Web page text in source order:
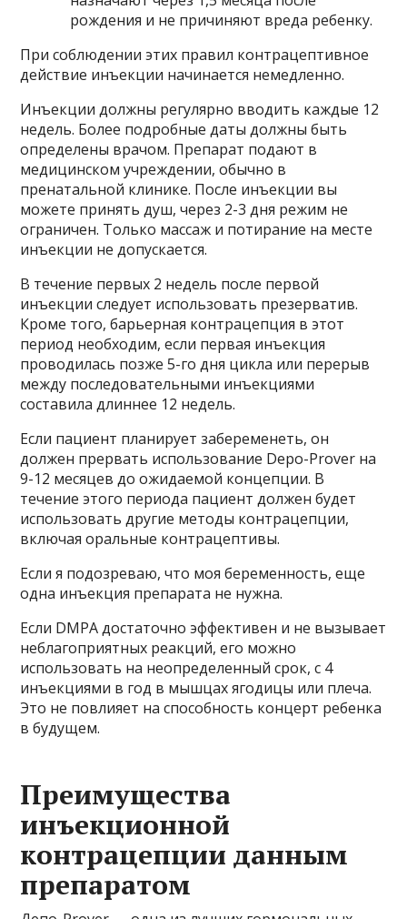
рождения и не причиняют вреда ребенку.
При соблюдении этих правил контрацептивное
действие инъекции начинается немедленно.
Инъекции должны регулярно вводить каждые 12
недель. Более подробные даты должны быть
определены врачом. Препарат подают в
медицинском учреждении, обычно в
пренатальной клинике. После инъекции вы
можете принять душ, через 2-3 дня режим не
ограничен. Только массаж и потирание на месте
инъекции не допускается.
В течение первых 2 недель после первой
инъекции следует использовать презерватив.
Кроме того, барьерная контрацепция в этот
период необходим, если первая инъекция
проводилась позже 5-го дня цикла или перерыв
между последовательными инъекциями
составила длиннее 12 недель.
Если пациент планирует забеременеть, он
должен прервать использование Depo-Prover на
9-12 месяцев до ожидаемой концепции. В
течение этого периода пациент должен будет
использовать другие методы контрацепции,
включая оральные контрацептивы.
Если я подозреваю, что моя беременность, еще
одна инъекция препарата не нужна.
Если DMPA достаточно эффективен и не вызывает
неблагоприятных реакций, его можно
использовать на неопределенный срок, с 4
инъекциями в год в мышцах ягодицы или плеча.
Это не повлияет на способность концерт ребенка
в будущем.
Преимущества
инъекционной
контрацепции данным
препаратом